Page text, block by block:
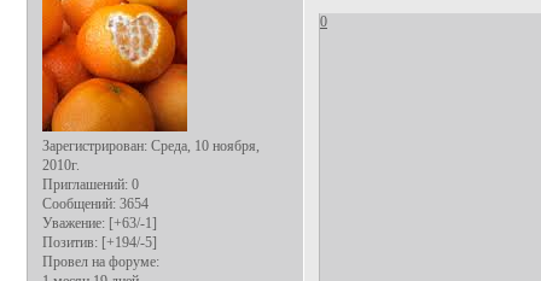
Зарегистрирован: Среда, 10 ноября,
2010г.
Приглашений: 0
Сообщений: 3654
Уважение: [+63/-1]
Позитив: [+194/-5]
Провел на форуме:
0